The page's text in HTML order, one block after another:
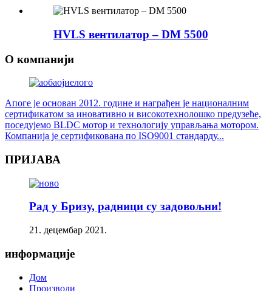
HVLS вентилатор – DM 5500
О компанији
Апоге је основан 2012. године и награђен је националним
сертификатом за иновативно и високотехнолошко предузеће,
поседујемо BLDC мотор и технологију управљања мотором.
Компанија је сертификована по ISO9001 стандарду...
ПРИЈАВА
Рад у Бризу, радници су задовољни!
21. децембар 2021.
информације
Дом
Производи